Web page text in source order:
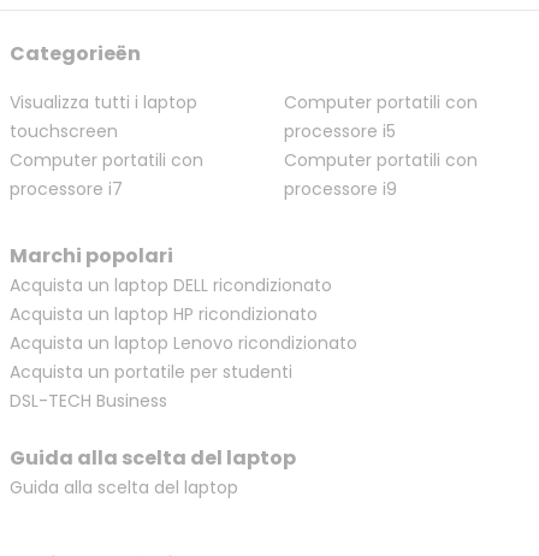
Categorieën
Visualizza tutti i laptop
touchscreen
Computer portatili con
processore i5
Computer portatili con
processore i7
Computer portatili con
processore i9
Marchi popolari
Acquista un laptop DELL ricondizionato
Acquista un laptop HP ricondizionato
Acquista un laptop Lenovo ricondizionato
Acquista un portatile per studenti
DSL-TECH Business
Guida alla scelta del laptop
Guida alla scelta del laptop